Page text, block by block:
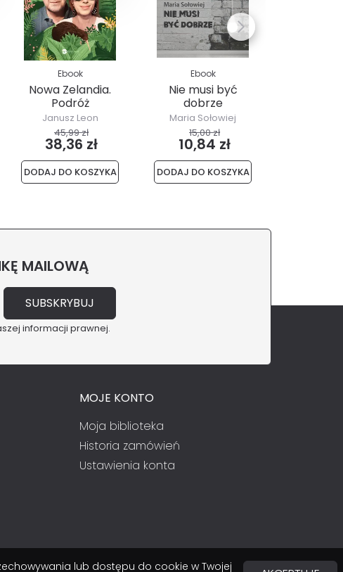
Ebook
Nowa Zelandia.
Podróż
przedślubna
Janusz Leon
Wiśniewski
45,99 zł
38,36 zł
DODAJ DO KOSZYKA
Ebook
Nie musi być
dobrze
Maria Sołowiej
15,00 zł
10,84 zł
DODAJ DO KOSZYKA
MAILOWĄ
informacji prawnej.
MOJE KONTO
Moja biblioteka
Historia zamówień
Ustawienia konta
lub dostępu do cookie w Twojej